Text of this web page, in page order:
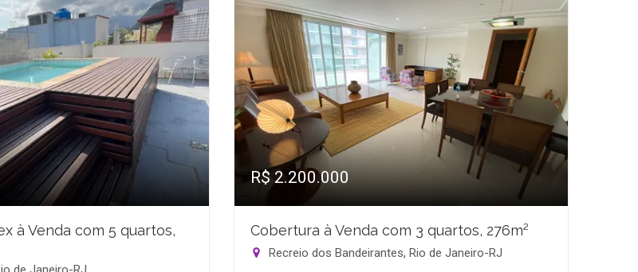
à Venda com 5 quartos,
R$ 2.200.000
Cobertura à Venda com 3 quartos, 276m²
Recreio dos Bandeirantes, Rio de Janeiro-RJ